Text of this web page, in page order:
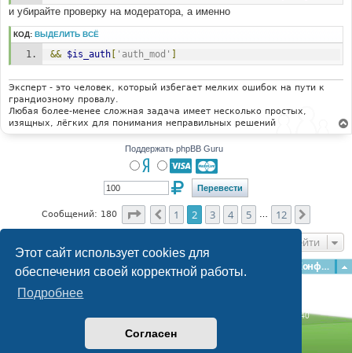
Этот сайт использует cookies для
обеспечения своей корректной работы.
Подробнее
Согласен
и убирайте проверку на модератора, а именно
КОД: ВЫДЕЛИТЬ ВСЁ
&& $is_auth 'auth_mod'
Эксперт - это человек, который избегает мелких ошибок на пути к
грандиозному провалу.
Любая более-менее сложная задача имеет несколько простых,
изящных, лёгких для понимания неправильных решений
Поддержать phpBB Guru
Сообщений: 180 Страница 2из12
Пред.
1 2 3 4 5 … 12
Перейти
Главная Форумы Конфиденциальность
Наша команда
Time: 0.201s| Peak Memory Usage: 3.08 МБ | GZIP: Off |
Queries: 40
© phpBB Guru, 2004—2026
Powered by
Style byArtodia